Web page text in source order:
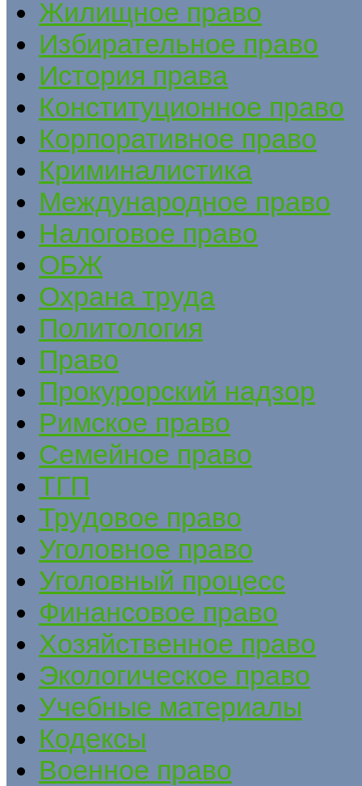
Жилищное право
Избирательное право
История права
Конституционное право
Корпоративное право
Криминалистика
Международное право
Налоговое право
ОБЖ
Охрана труда
Политология
Право
Прокурорский надзор
Римское право
Семейное право
ТГП
Трудовое право
Уголовное право
Уголовный процесс
Финансовое право
Хозяйственное право
Экологическое право
Учебные материалы
Кодексы
Военное право